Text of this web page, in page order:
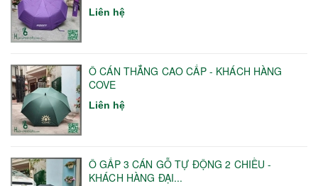
Liên hệ
Ô CÁN THẲNG CAO CẤP - KHÁCH HÀNG
COVE
Liên hệ
Ô GẤP 3 CÁN GỖ TỰ ĐỘNG 2 CHIỀU -
KHÁCH HÀNG ĐẠI...